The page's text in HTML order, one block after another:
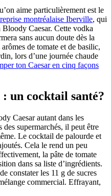
aime particulièrement est le
montréalaise Iberville, qui
Caesar. Cette vodka
sans aucun doute dès la
de tomate et de basilic,
lors d’une journée chaude
ton Caesar en cinq façons
un cocktail santé?
Caesar autant dans les
des supermarchés, il peut être
Le cocktail de palourde et
Cela le rend un peu
la pâte de tomate
dans sa liste d’ingrédients.
constater les 11 g de sucres
commercial. Effrayant,